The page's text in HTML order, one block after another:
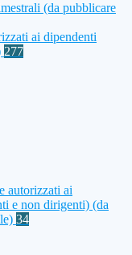
(da pubblicare
ai dipendenti
277
autorizzati ai
e non dirigenti) (da
34